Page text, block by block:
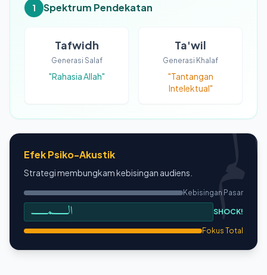
1 Spektrum Pendekatan
Tafwidh
Generasi Salaf
"Rahasia Allah"
Ta'wil
Generasi Khalaf
"Tantangan
Intelektual"
الم Efek Psiko-Akustik
Strategi membungkam kebisingan audiens.
Kebisingan Pasar
الـــــــمـــــــ SHOCK!
Fokus Total